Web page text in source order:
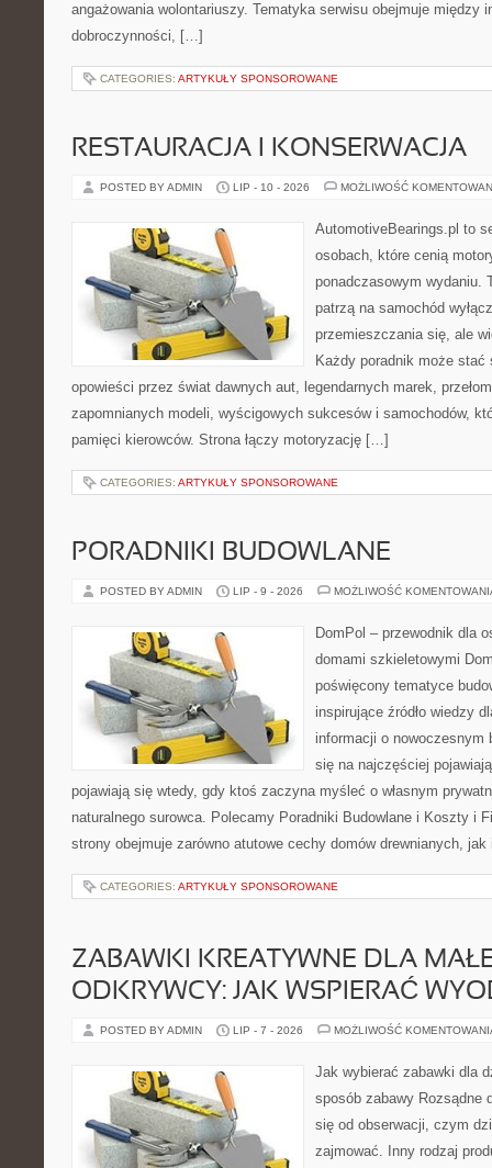
angażowania wolontariuszy. Tematyka serwisu obejmuje między
dobroczynności, […]
CATEGORIES: ARTYKUŁY SPONSOROWANE
RESTAURACJA I KONSERWACJA
POSTED BY ADMIN LIP - 10 - 2026 MOŻLIWOŚĆ
AutomotiveBearings.pl to
osobach, które cenią
ponadczasowym wydaniu.
patrzą na samochód
przemieszczania się, ale
Każdy poradnik może
opowieści przez świat dawnych aut, legendarnych marek,
zapomnianych modeli, wyścigowych sukcesów i samochodów,
pamięci kierowców. Strona łączy motoryzację […]
CATEGORIES: ARTYKUŁY SPONSOROWANE
PORADNIKI BUDOWLANE
POSTED BY ADMIN LIP - 9 - 2026 MOŻLIWOŚĆ
DomPol – przewodnik dla
domami szkieletowymi
poświęcony tematyce
inspirujące źródło wiedzy
informacji o nowoczesnym
się na najczęściej
pojawiają się wtedy, gdy ktoś zaczyna myśleć o własnym
naturalnego surowca. Polecamy Poradniki Budowlane i Koszty i
strony obejmuje zarówno atutowe cechy domów drewnianych,
CATEGORIES: ARTYKUŁY SPONSOROWANE
ZABAWKI KREATYWNE DLA
ODKRYWCY: JAK WSPIERAĆ
POSTED BY ADMIN LIP - 7 - 2026 MOŻLIWOŚĆ
Jak wybierać zabawki dla
sposób zabawy Rozsądne
się od obserwacji, czym
zajmować. Inny rodzaj